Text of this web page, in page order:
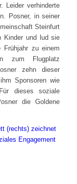
Leider verhinderte
Posner, in seiner
Steinfurt
Kinder und lud sie
zu einem
zum Flugplatz
zehn dieser
Sponsoren wie
dieses soziale
die Goldene
(rechts) zeichnet
Engagement